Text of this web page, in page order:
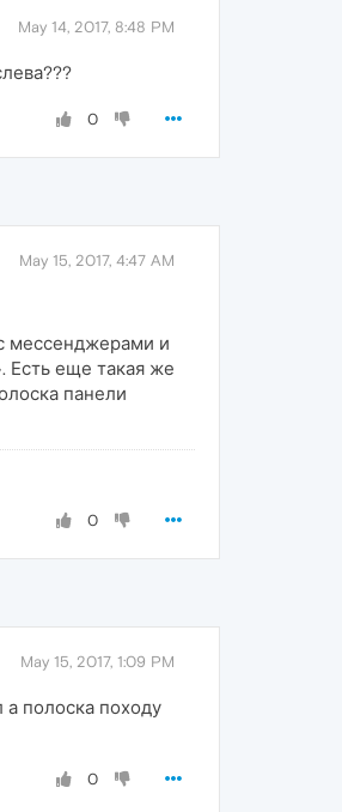
May 14, 2017, 8:48 PM
0
May 15, 2017, 4:47 AM
мессенджерами и
Есть еще такая же
панели
0
May 15, 2017, 1:09 PM
а полоска походу
0